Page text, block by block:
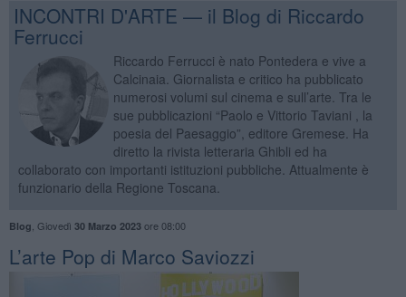
INCONTRI D'ARTE — il Blog di Riccardo
Ferrucci
Riccardo Ferrucci è nato Pontedera e vive a
Calcinaia. Giornalista e critico ha pubblicato
numerosi volumi sul cinema e sull’arte. Tra le
sue pubblicazioni “Paolo e Vittorio Taviani , la
poesia del Paesaggio”, editore Gremese. Ha
diretto la rivista letteraria Ghibli ed ha
collaborato con importanti istituzioni pubbliche. Attualmente è
funzionario della Regione Toscana.
Blog Giovedì 30 Marzo 2023ore 08:00
​L’arte Pop di Marco Saviozzi